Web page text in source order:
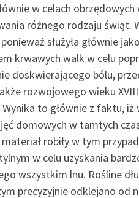
w celach
różnego rodzaju świąt.
służyła głównie
krwawych walk w celu
doskwierającego bólu,
rozwojowego wieku
to głównie z faktu, iż
domowych w tamtych
robiły w tym
w celu uzyskania
wszystkim lnu. Rośline
precyzyjnie odklejano od